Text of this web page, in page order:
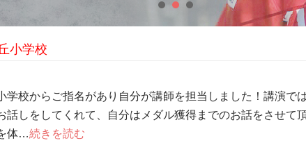
小学校
学校からご指名があり自分が講師を担当しました！講演で
話しをしてくれて、自分はメダル獲得までのお話をさせて
体…続きを読む